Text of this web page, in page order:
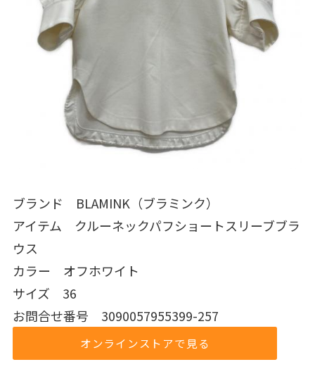
ブランド BLAMINK（ブラミンク）
アイテム クルーネックパフショートスリーブブラ
ウス
カラー オフホワイト
サイズ 36
お問合せ番号 3090057955399-257
オンラインストアで見る